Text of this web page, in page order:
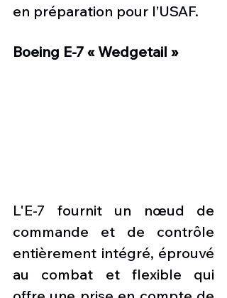
en préparation pour l’USAF.
Boeing E-7 « Wedgetail »
L'E-7 fournit un nœud de
commande et de contrôle
entièrement intégré, éprouvé
au combat et flexible qui